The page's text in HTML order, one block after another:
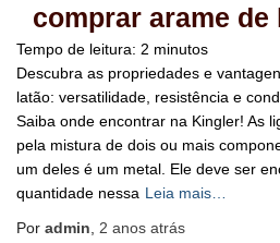
comprar arame de
Tempo de leitura: 2 minutos
Descubra as propriedades e
latão: versatilidade, resistência e
Saiba onde encontrar na Kingler! As
pela mistura de dois ou mais
um deles é um metal. Ele deve ser
quantidade nessa Leia mais…
Por admin 2 anos atrás